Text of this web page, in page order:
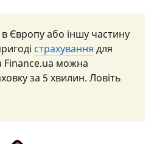
Європу або іншу частину
страхування для
Finance.ua можна
за 5 хвилин. Ловіть